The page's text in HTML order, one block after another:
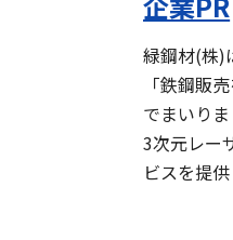
緑鋼材(株)
「鉄鋼販
でまいり
3次元レー
ビスを提